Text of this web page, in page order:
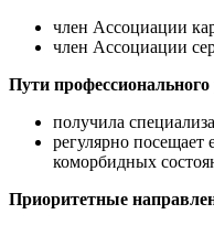
член Ассоциации
член Ассоциации
Пути профессионального
получила
регулярно
коморбидных
Приоритетные